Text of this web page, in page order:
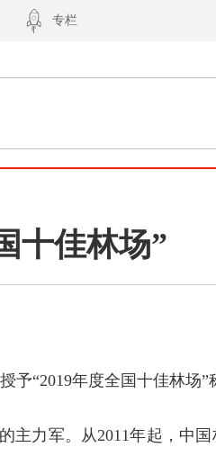
专栏
十佳林场”
“2019年度全国十佳林场”
力军。从2011年起，中国